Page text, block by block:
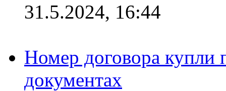
31.5.2024, 16:44
Номер договора купли
документах